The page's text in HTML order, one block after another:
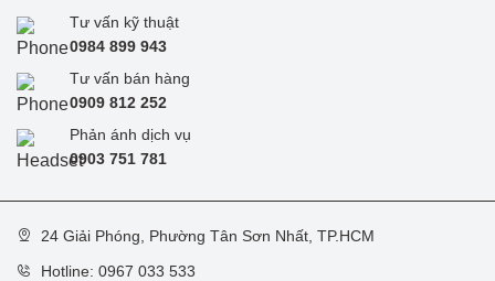
Tư vấn kỹ thuật
0984 899 943
Tư vấn bán hàng
0909 812 252
Phản ánh dịch vụ
0903 751 781
24 Giải Phóng, Phường Tân Sơn Nhất, TP.HCM
Hotline: 0967 033 533